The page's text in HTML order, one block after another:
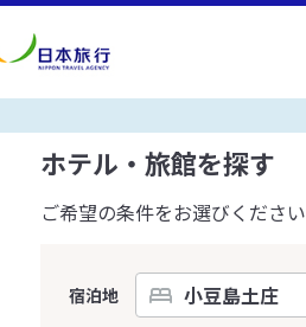
ホテル・旅館を探す
ご希望の条件をお選びください
宿泊地